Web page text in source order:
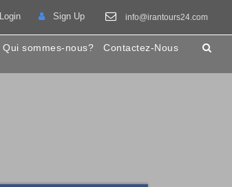
info@irantours24.com
Login Sign Up
Qui sommes-nous? Contactez-Nous